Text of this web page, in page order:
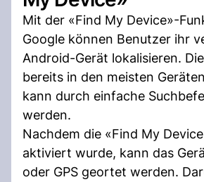
Mit der «Find My Device»-
Google können Benutzer ihr
Android-Gerät lokalisieren.
bereits in den meisten
kann durch einfache
werden.
Nachdem die «Find My
aktiviert wurde, kann das
oder GPS geortet werden.